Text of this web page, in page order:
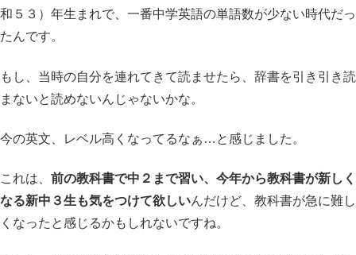
和５３）年生まれで、一番中学英語の単語数が少ない時代だっ
たんです。
もし、当時の自分を連れてきて読ませたら、辞書を引き引き読
まないと読めないんじゃないかな。
今の英文、レベル高くなってるなぁ…と感じました。
これは、 前の教科書で中２まで習い、今年から教科書が新しく
なる新中３生も気をつけて欲しいんだけど、教科書が急に難し
くなったと感じるかもしれないですね。